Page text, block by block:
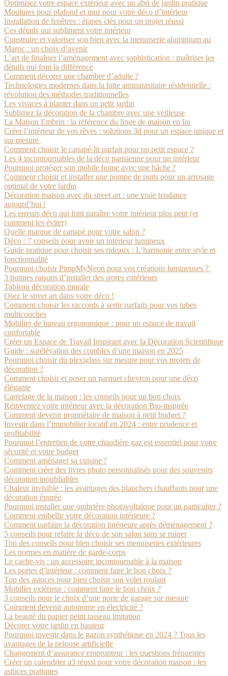
Optimisez votre espace extérieur avec un abri de jardin pratique
Moulures pour plafond et mur pour votre déco d’intérieur
Installation de fenêtres : étapes clés pour un projet réussi
Ces détails qui subliment votre intérieur
Construire et valoriser son bien avec la menuiserie aluminium au
Maroc : un choix d’avenir
L’art de finaliser l’aménagement avec sophistication : maîtriser les
détails qui font la différence
Comment décorer une chambre d’adulte ?
Technologies modernes dans la lutte antiparasitaire résidentielle :
révolution des méthodes traditionnelles
Les vivaces à planter dans un petit jardin
Sublimez la décoration de la chambre avec une veilleuse
La Maison Embrin : la référence du linge de maison en lin
Créer l’intérieur de vos rêves : solutions 3d pour un espace unique et
sur mesure
Comment choisir le canapé-lit parfait pour un petit espace ?
Les 4 incontournables de la déco parisienne pour un intérieur
Pourquoi protéger son mobile home avec une bâche ?
Comment choisir et installer une pompe de puits pour un arrosage
optimal de votre jardin
Décoration maison avec du street art : une vraie tendance
aujourd’hui !
Les erreurs déco qui font paraître votre intérieur plus petit (et
comment les éviter)
Quelle marque de canapé pour votre salon ?
Déco : 7 conseils pour avoir un intérieur lumineux
Guide pratique pour choisir ses rideaux : L’harmonie entre style et
fonctionnalité
Pourquoi choisir PimpMyNeon pour vos créations lumineuses ?
3 bonnes raisons d’installer des stores extérieurs
Tableau décoration murale
Osez le street art dans votre déco !
Comment choisir les raccords à sertir parfaits pour vos tubes
multicouches
Mobilier de bureau ergonomique : pour un espace de travail
confortable
Créer un Espace de Travail Inspirant avec la Décoration Scientifique
Guide : surélévation des combles d’une maison en 2025
Pourquoi choisir du plexiglass sur mesure pour vos projets de
décoration ?
Comment choisir et poser un parquet chevron pour une déco
élégante
Carrelage de la maison : les conseils pour un bon choix
Réinventez votre intérieur avec la décoration Bio-inspirée
Comment devenir propriétaire de maison à petit budget ?
Investir dans l’immobilier locatif en 2024 : entre prudence et
profitabilité
Pourquoi l’entretien de votre chaudière gaz est essentiel pour votre
sécurité et votre budget
Comment aménager sa cuisine ?
Comment créer des livres photo personnalisés pour des souvenirs
décoration inoubliables
Chaleur invisible : les avantages des planchers chauffants pour une
décoration épurée
Pourquoi installer une ombrière photovoltaïque pour un particulier ?
Comment embellir votre décoration intérieure ?
Comment parfaire la décoration intérieure après déménagement ?
5 conseils pour refaire la déco de son salon sans se ruiner
Top des conseils pour bien choisir ses menuiseries extérieures
Les normes en matière de garde-corps
Le cache-vis : un accessoire incontournable à la maison
Les portes d’intérieur : comment faire le bon choix ?
Top des astuces pour bien choisir son volet roulant
Mobilier extérieur : comment faire le bon choix ?
3 conseils pour le choix d’une porte de garage sur mesure
Comment devenir autonome en électricité ?
La beauté du papier peint tasseau imitation
Décorer votre jardin en hauteur
Pourquoi investir dans le gazon synthétique en 2024 ? Tous les
avantages de la pelouse artificielle
Changement d’assurance emprunteur : les questions fréquentes
Créer un calendrier a3 réussi pour votre décoration maison : les
astuces pratiques